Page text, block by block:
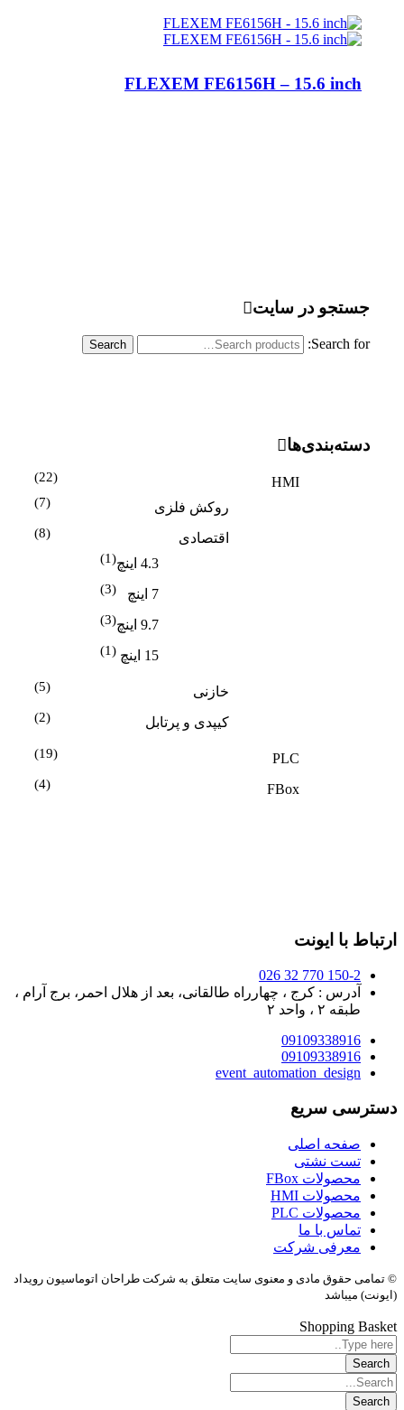
FLEXEM FE6156H – 15.6 inch
جستجو در سایت
Search for:
Search
دسته‌بندی‌ها
HMI
(22)
روکش فلزی (7)
اقتصادی (8)
4.3 اینچ (1)
7 اینچ (3)
9.7 اینچ (3)
15 اینچ (1)
خازنی (5)
کیپدی و پرتابل (2)
PLC
(19)
FBox
(4)
ارتباط با ایونت
150-2 770 32 026
آدرس : کرج ، چهارراه طالقانی، بعد از هلال احمر، برج آرام ،
طبقه ۲ ، واحد ۲
09109338916
09109338916
event_automation_design
دسترسی سریع
صفحه اصلی
تست نشتی
محصولات FBox
محصولات HMI
محصولات PLC
تماس با ما
معرفی شرکت
© تمامی حقوق مادی و معنوی سایت متعلق به شرکت طراحان اتوماسیون رویداد
(ایونت) میباشد
Shopping Basket